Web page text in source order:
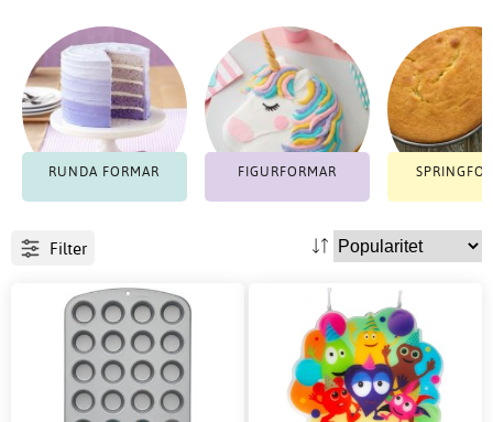
RUNDA FORMAR FIGURFORMAR
Filter